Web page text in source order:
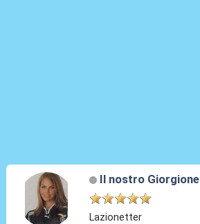
Il nostro Giorgione
Lazionetter